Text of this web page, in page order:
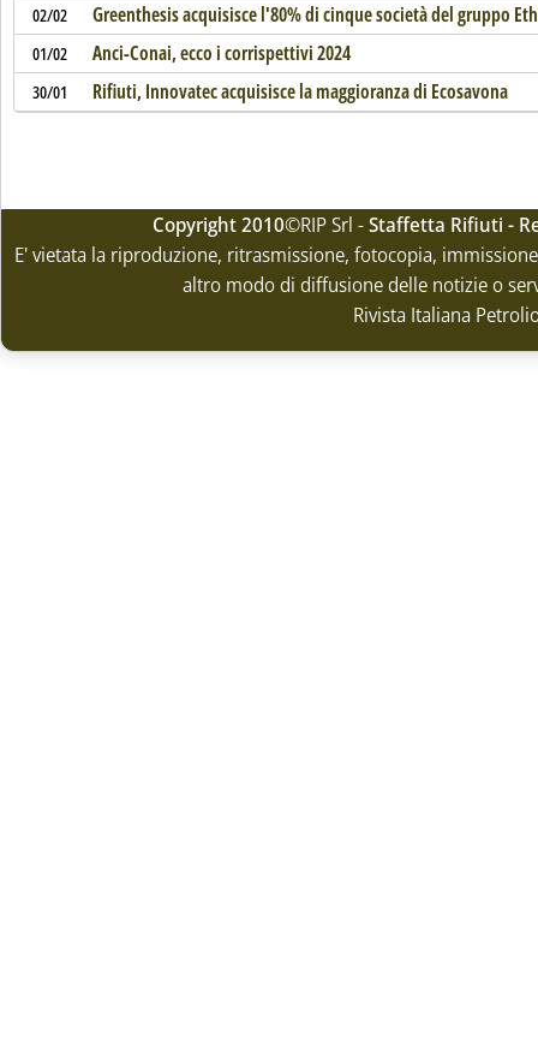
02/02 Greenthesis acquisisce l'80% di cinque società del gruppo
01/02 Anci-Conai, ecco i corrispettivi 2024
30/01 Rifiuti, Innovatec acquisisce la maggioranza di Ecosavona
Copyright 2010©RIP Srl -Staffetta Rifiuti -
E' vietata la riproduzione, ritrasmissione, fotocopia,
altro modo di diffusione delle notizie o
Rivista Italiana